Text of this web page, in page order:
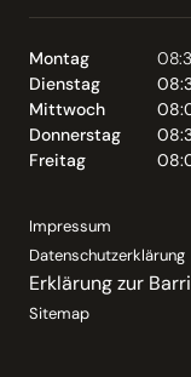
Montag
Dienstag
Mittwoch
Donnerstag
Freitag
Impressum
Datenschutzerklärung
Erklärung zur
Sitemap